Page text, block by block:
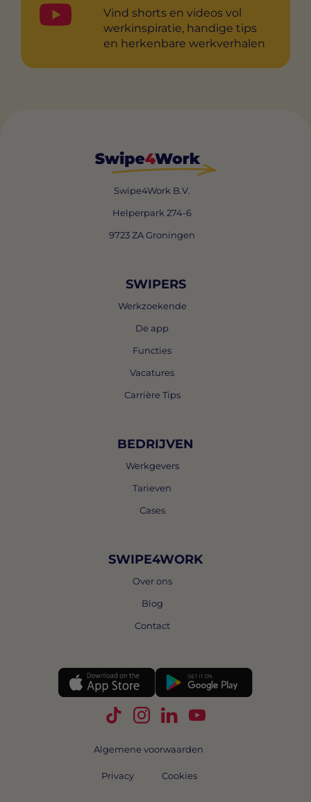
Vind shorts en videos vol
werkinspiratie, handige tips
en herkenbare werkverhalen
Swipe4Work B.V.
Helperpark 274-6
9723 ZA Groningen
SWIPERS
Werkzoekende
De app
Functies
Vacatures
Carrière Tips
BEDRIJVEN
Werkgevers
Tarieven
Cases
SWIPE4WORK
Over ons
Blog
Contact
Volg Swipe4Work op TikTok
Volg Swipe4Work op
Volg Swipe4Work op
Volg Swipe4Work
Algemene voorwaarden
Privacy Cookies